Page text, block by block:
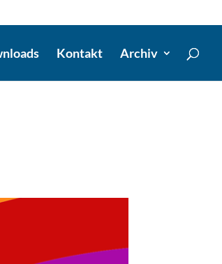
Kontakt Archiv